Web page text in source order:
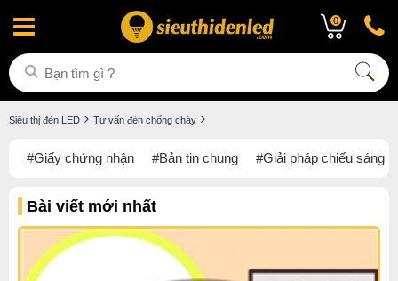
0
Siêu thị đèn LED Tư vấn đèn chống cháy
#Giấy chứng nhận #Bản tin chung #Giải pháp chiếu sáng
Bài viết mới nhất